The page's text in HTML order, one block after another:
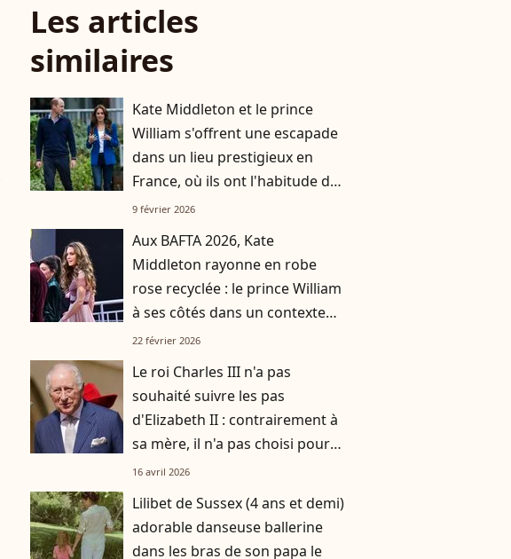
Les articles
similaires
Kate Middleton et le prince
William s'offrent une escapade
dans un lieu prestigieux en
France, où ils ont l'habitude de
se rendre avec leurs trois
9 février 2026
Aux BAFTA 2026, Kate
Middleton rayonne en robe
rose recyclée : le prince William
à ses côtés dans un contexte
délicat pour la famille royale
22 février 2026
Le roi Charles III n'a pas
souhaité suivre les pas
d'Elizabeth II : contrairement à
sa mère, il n'a pas choisi pour
résidence ce monument de la
16 avril 2026
Lilibet de Sussex (4 ans et demi)
adorable danseuse ballerine
dans les bras de son papa le